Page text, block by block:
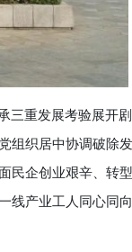
三重发展考验展开剧
组织居中协调破除
民企创业艰辛、转
线产业工人同心同